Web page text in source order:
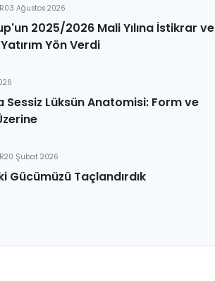
03 Ağustos 2026
2025/2026 Mali Yılına İstikrar ve
Yön Verdi
Sessiz Lüksün Anatomisi: Form ve
20 Şubat 2026
Gücümüzü Taçlandırdık